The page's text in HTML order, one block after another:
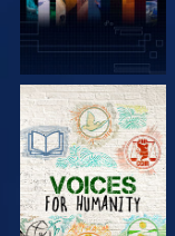
UTFORSKA
SERIEN